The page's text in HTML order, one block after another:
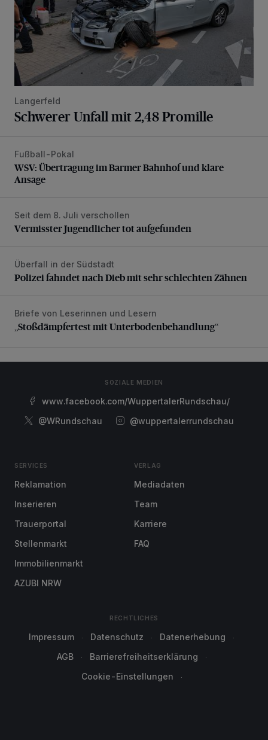
Langerfeld
Schwerer Unfall mit 2,48 Promille
WSV: Übertragung im Barmer Bahnhof und klare Ansage
Fußball-Pokal
WSV: Übertragung im Barmer Bahnhof und klare
Ansage
Vermisster Jugendlicher tot aufgefunden
Seit dem 8. Juli verschollen
Vermisster Jugendlicher tot aufgefunden
Polizei fahndet nach Dieb mit sehr schlechten Zähnen
Überfall in der Südstadt
Polizei fahndet nach Dieb mit sehr schlechten Zähnen
„Stoßdämpfertest mit Unterbodenbehandlung“
Briefe von Leserinnen und Lesern
„Stoßdämpfertest mit Unterbodenbehandlung“
SOZIALE MEDIEN
www.facebook.com/WuppertalerRundschau/
@WRundschau
@wuppertalerrundschau
SERVICES
Reklamation
Inserieren
Trauerportal
Stellenmarkt
Immobilienmarkt
AZUBI NRW
VERLAG
Mediadaten
Team
Karriere
FAQ
RECHTLICHES
Impressum Datenschutz
Datenerhebung
AGB
Barrierefreiheitserklärung
Cookie-Einstellungen